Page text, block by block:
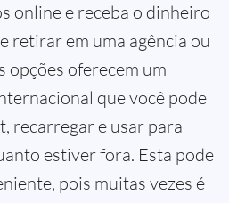
online e receba o dinheiro
retirar em uma agência ou
oferecem um
que você pode
recarregar e usar para
estiver fora. Esta pode
pois muitas vezes é